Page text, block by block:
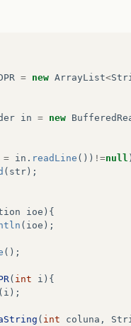
= new ArrayList<
in = new
= in . readLine ()) !=null
( str );
ioe ){
( ioe );
();
( int i ){
( i );
( int coluna ,